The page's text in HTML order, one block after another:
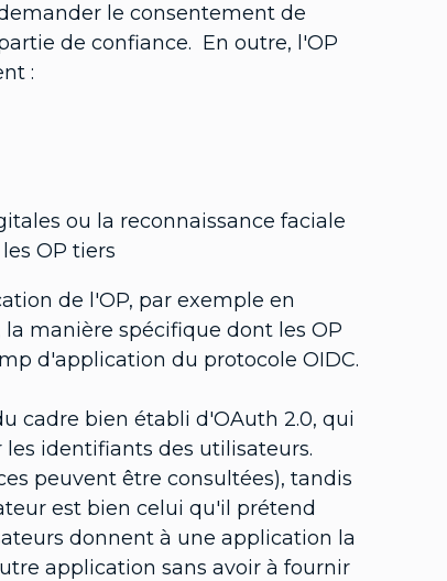
le consentement de
de confiance. En outre, l'OP
:
ou la reconnaissance faciale
OP tiers
de l'OP, par exemple en
la manière spécifique dont les OP
d'application du protocole OIDC.
cadre bien établi d'OAuth 2.0, qui
les identifiants des utilisateurs.
peuvent être consultées), tandis
est bien celui qu'il prétend
donnent à une application la
application sans avoir à fournir